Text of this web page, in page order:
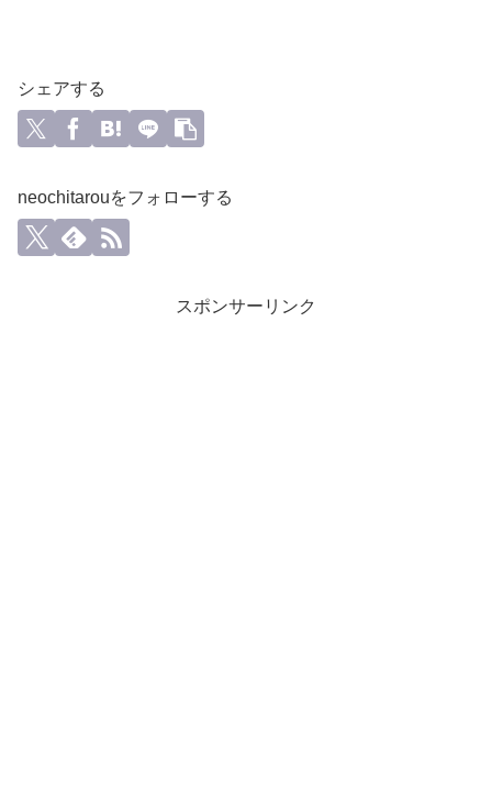
シェアする
neochitarouをフォローする
スポンサーリンク